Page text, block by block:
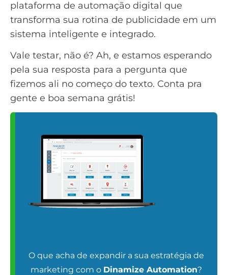
plataforma de automação digital que
transforma sua rotina de publicidade em um
sistema inteligente e integrado.
Vale testar, não é? Ah, e estamos esperando
pela sua resposta para a pergunta que
fizemos ali no começo do texto. Conta pra
gente e boa semana grátis!
O que acha de expandir a sua estratégia de
marketing com o Dinamize Automation?